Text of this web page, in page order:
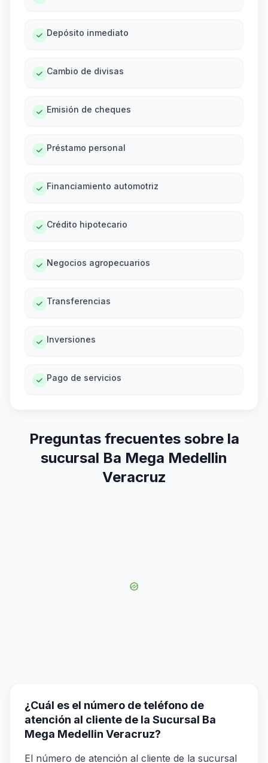
Depósito inmediato
Cambio de divisas
Emisión de cheques
Préstamo personal
Financiamiento automotriz
Crédito hipotecario
Negocios agropecuarios
Transferencias
Inversiones
Pago de servicios
Preguntas frecuentes sobre la
sucursal Ba Mega Medellin
Veracruz
¿Cuál es el número de teléfono de
atención al cliente de la Sucursal Ba
Mega Medellin Veracruz?
El número de atención al cliente de la sucursal